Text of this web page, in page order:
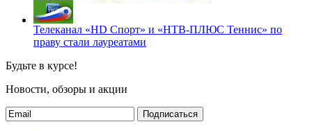
Телеканал «HD Спорт» и «НТВ-ПЛЮС Теннис» по
праву стали лауреатами
Будьте в курсе!
Новости, обзоры и акции
Подписаться